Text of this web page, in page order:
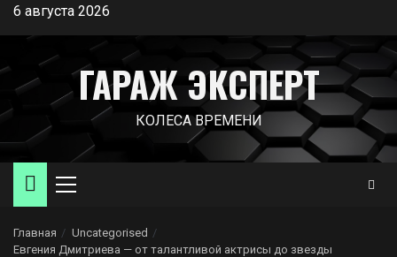
Перейти
содержимому
6 августа 2026
ГАРАЖ ЭКСПЕРТ
КОЛЕСА ВРЕМЕНИ
Основное
Главная
Uncategorised
Евгения Дмитриева — от талантливой актрисы до звезды